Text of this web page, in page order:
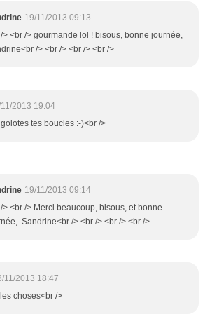
19/11/2013 09:13
> <br /> gourmande lol ! bisous, bonne journée,
/> <br /> <br /> <br />
2013 19:04
tes boucles :-)<br />
19/11/2013 09:14
> <br /> Merci beaucoup, bisous, et bonne
Sandrine<br /> <br /> <br /> <br />
11/2013 18:47
choses<br />